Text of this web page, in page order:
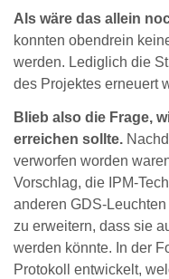
Als wäre das allein
konnten obendrein
werden. Lediglich die
des Projektes erneuert
Blieb also die Frage,
erreichen sollte.
verworfen worden
Vorschlag, die IPM-
anderen GDS-
zu erweitern, dass sie
werden könnte. In der
Protokoll entwickelt,